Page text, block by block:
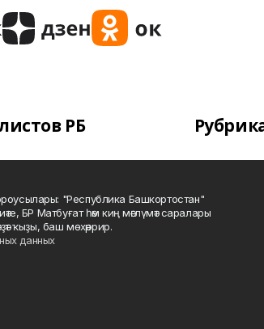
РБ
"Республика Башкортостан"
БР Матбуғат һәм киң мәғлүмәт саралары
ҡыҙы, баш мөхәррир.
данных